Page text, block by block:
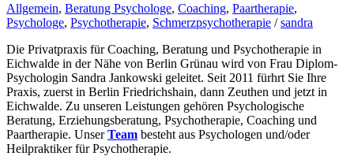
Allgemein, Beratung Psychologe, Coaching, Paartherapie,
Psychologe, Psychotherapie, Schmerzpsychotherapie /sandra
Die Privatpraxis für Coaching, Beratung und Psychotherapie in
Eichwalde in der Nähe von Berlin Grünau wird von Frau Diplom-
Psychologin Sandra Jankowski geleitet. Seit 2011 fürhrt Sie Ihre
Praxis, zuerst in Berlin Friedrichshain, dann Zeuthen und jetzt in
Eichwalde. Zu unseren Leistungen gehören Psychologische
Beratung, Erziehungsberatung, Psychotherapie, Coaching und
Paartherapie. UnserTeam besteht aus Psychologen und/oder
Heilpraktiker für Psychotherapie.